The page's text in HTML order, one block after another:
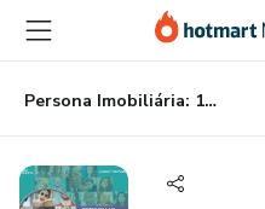
para
conteúdo
principal
para
pagamento
para
rodapé
Persona Imobiliária: 15 ferramentas para validar seu cliente ideal